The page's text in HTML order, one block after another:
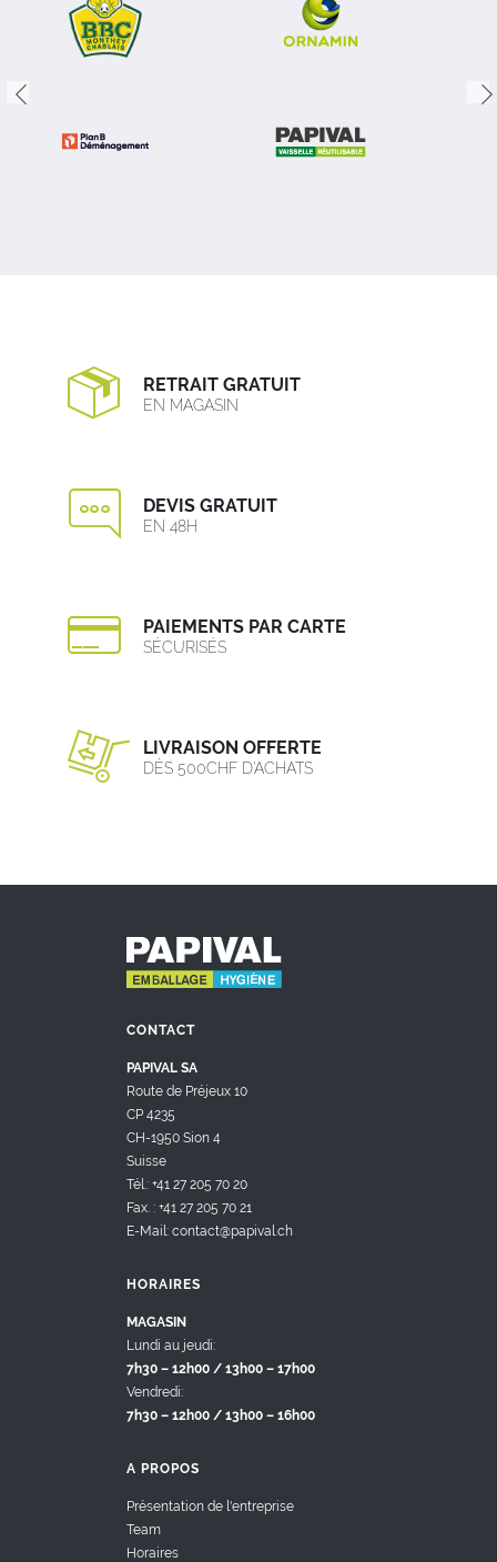
RETRAIT GRATUIT
EN MAGASIN
DEVIS GRATUIT
EN 48H
PAIEMENTS PAR CARTE
SÉCURISÉS
LIVRAISON OFFERTE
DÈS 500CHF D’ACHATS
CONTACT
PAPIVAL SA
Route de Préjeux 10
CP 4235
CH-1950 Sion 4
Suisse
Tél.: +41 27 205 70 20
Fax. : +41 27 205 70 21
E-Mail: contact@papival.ch
HORAIRES
MAGASIN
Lundi au jeudi:
7h30 – 12h00 / 13h00 – 17h00
Vendredi:
7h30 – 12h00 / 13h00 – 16h00
A PROPOS
Présentation de l'entreprise
Team
Horaires